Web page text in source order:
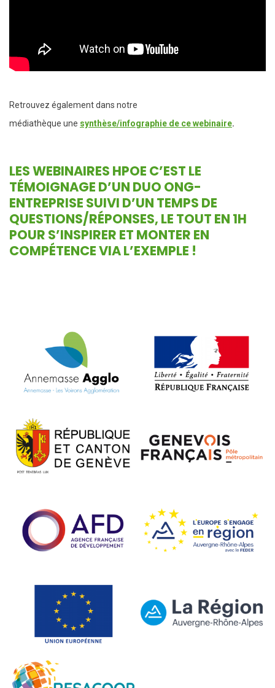
Retrouvez également dans notre
médiathèque une synthèse/infographie de ce webinaire.
LES WEBINAIRES HPOE C’EST LE
TÉMOIGNAGE D’UN DUO ONG-
ENTREPRISE SUIVI D’UN TEMPS DE
QUESTIONS/RÉPONSES, LE TOUT EN 1H
POUR S’INSPIRER ET MONTER EN
COMPÉTENCE VIA L’EXEMPLE !